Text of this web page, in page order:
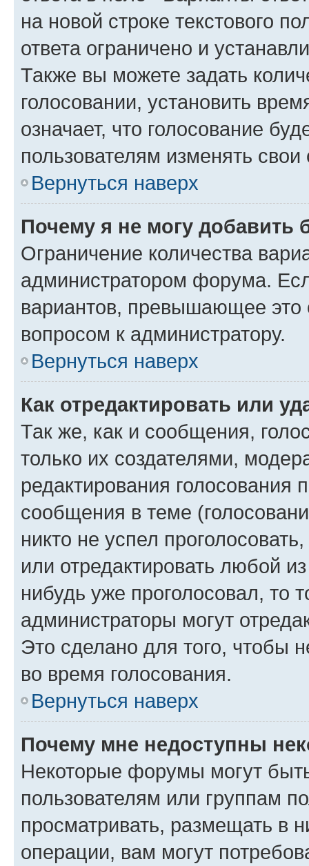
на новой строке текстового
ответа ограничено и
Также вы можете задать
голосовании, установить
означает, что голосование
пользователям изменять свои
Вернуться наверх
Почему я не могу добавить
Ограничение количества
администратором форума.
вариантов, превышающее это
вопросом к администратору.
Вернуться наверх
Как отредактировать или
Так же, как и сообщения,
только их создателями,
редактирования голосования
сообщения в теме
никто не успел
или отредактировать любой
нибудь уже проголосовал, то
администраторы могут
Это сделано для того, чтобы
во время голосования.
Вернуться наверх
Почему мне недоступны
Некоторые форумы могут
пользователям или группам
просматривать, размещать в
операции, вам могут